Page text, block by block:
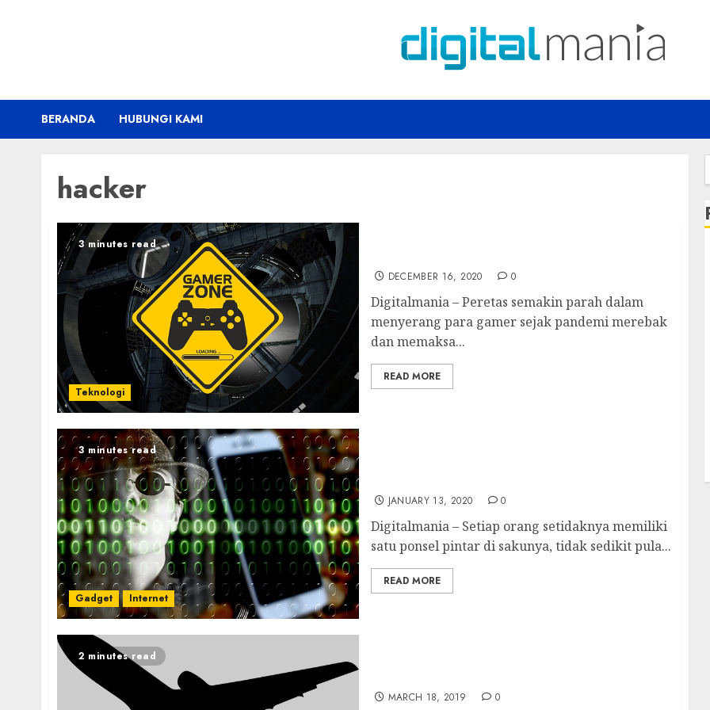
BERANDA HUBUNGI KAMI
hacker
3 minutes read
Teknologi
DECEMBER 16, 2020 0
Digitalmania – Peretas semakin parah dalam
menyerang para gamer sejak pandemi merebak
dan memaksa...
READ MORE
3 minutes read
Gadget Internet
JANUARY 13, 2020 0
Digitalmania – Setiap orang setidaknya memiliki
satu ponsel pintar di sakunya, tidak sedikit pula...
READ MORE
2 minutes read
MARCH 18, 2019 0